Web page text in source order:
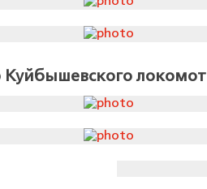
Куйбышевского